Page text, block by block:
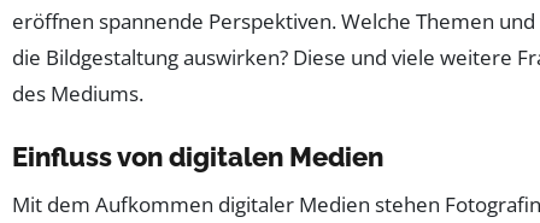
eröffnen spannende Perspektiven. Welche Themen
die Bildgestaltung auswirken? Diese und viele weitere
des Mediums.
Einfluss von digitalen Medien
Mit dem Aufkommen digitaler Medien stehen